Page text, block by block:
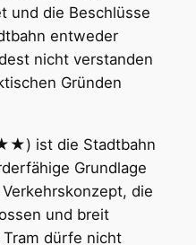
und die Beschlüsse
entweder
nicht verstanden
Gründen
ist die Stadtbahn
Grundlage
die
und breit
dürfe nicht